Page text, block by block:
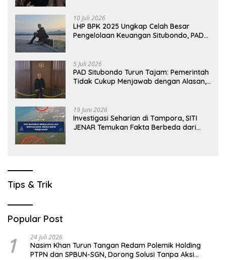
10 Juli 2026
LHP BPK 2025 Ungkap Celah Besar
Pengelolaan Keuangan Situbondo, PAD
5 Juli 2026
PAD Situbondo Turun Tajam: Pemerintah
Tidak Cukup Menjawab dengan Alasan,
19 Juni 2026
Investigasi Seharian di Tampora, SITI
JENAR Temukan Fakta Berbeda dari
Tips & Trik
Popular Post
1 24 Juli 2026
Nasim Khan Turun Tangan Redam Polemik Holding
PTPN dan SPBUN-SGN, Dorong Solusi Tanpa Aksi